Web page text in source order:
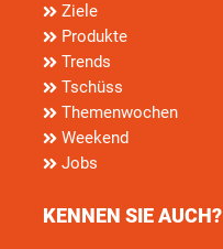
Ziele
Produkte
Trends
Tschüss
Themenwochen
Weekend
Jobs
KENNEN SIE AUCH?